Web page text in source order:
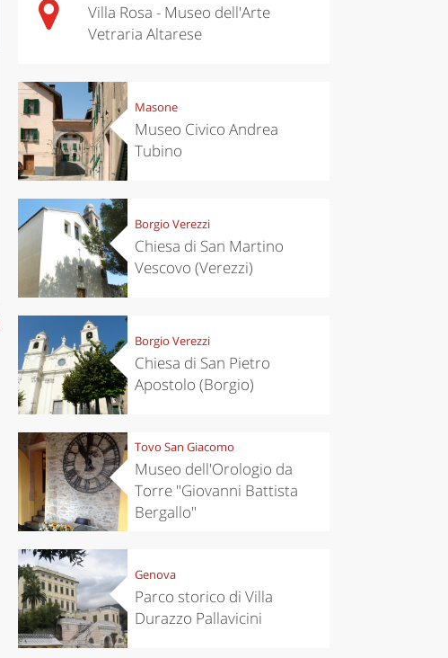
Villa Rosa - Museo dell'Arte
Vetraria Altarese
Masone
Museo Civico Andrea
Tubino
Borgio Verezzi
Chiesa di San Martino
Vescovo (Verezzi)
Borgio Verezzi
Chiesa di San Pietro
Apostolo (Borgio)
Tovo San Giacomo
Museo dell'Orologio da
Torre "Giovanni Battista
Bergallo"
Genova
Parco storico di Villa
Durazzo Pallavicini